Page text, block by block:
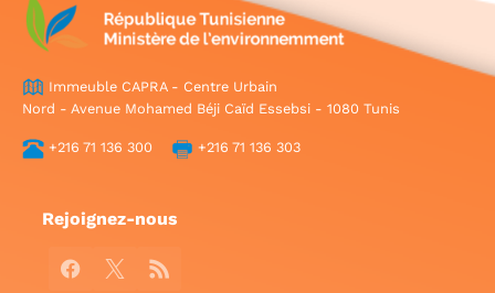
Immeuble CAPRA - Centre Urbain
Nord - Avenue Mohamed Béji Caïd Essebsi - 1080 Tunis
+216 71 136 300 +216 71 136 303
Rejoignez-nous
Facebook
X RSS